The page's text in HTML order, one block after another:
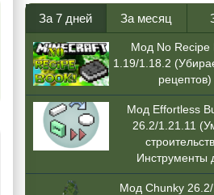
За 7 дней За месяц
Мод No Recipe
1.19/1.18.2
рецептов)
Мод Effortless
26.2/1.21.11
Инструменты
Мод Chunky 26.2/